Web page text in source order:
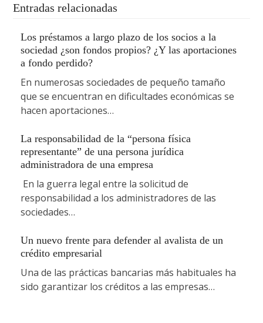
Entradas relacionadas
Los préstamos a largo plazo de los socios a la
sociedad ¿son fondos propios? ¿Y las aportaciones
a fondo perdido?
En numerosas sociedades de pequeño tamaño
que se encuentran en dificultades económicas se
hacen aportaciones…
La responsabilidad de la “persona física
representante” de una persona jurídica
administradora de una empresa
En la guerra legal entre la solicitud de
responsabilidad a los administradores de las
sociedades…
Un nuevo frente para defender al avalista de un
crédito empresarial
Una de las prácticas bancarias más habituales ha
sido garantizar los créditos a las empresas…